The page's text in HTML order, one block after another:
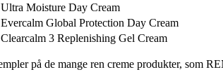
Moisture Day Cream
Global Protection Day Cream
3 Replenishing Gel Cream
på de mange ren creme produkter, som